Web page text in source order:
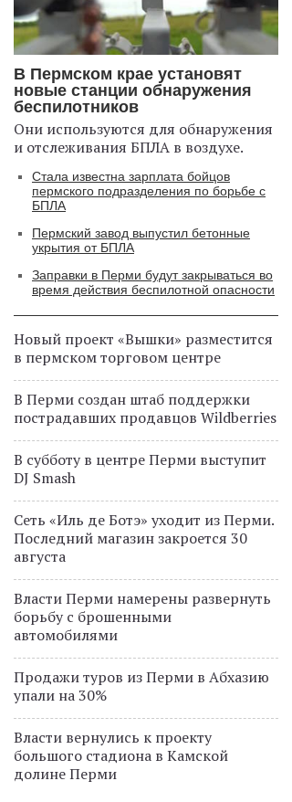
В Пермском крае установят
новые станции обнаружения
беспилотников
Они используются для обнаружения
и отслеживания БПЛА в воздухе.
Стала известна зарплата бойцов
пермского подразделения по борьбе с
БПЛА
Пермский завод выпустил бетонные
укрытия от БПЛА
Заправки в Перми будут закрываться во
время действия беспилотной опасности
Новый проект «Вышки» разместится
в пермском торговом центре
В Перми создан штаб поддержки
пострадавших продавцов Wildberries
В субботу в центре Перми выступит
DJ Smash
Сеть «Иль де Ботэ» уходит из Перми.
Последний магазин закроется 30
августа
Власти Перми намерены развернуть
борьбу с брошенными
автомобилями
Продажи туров из Перми в Абхазию
упали на 30%
Власти вернулись к проекту
большого стадиона в Камской
долине Перми